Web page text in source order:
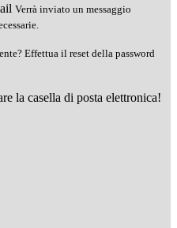
Verrà inviato un messaggio
Effettua il reset della password
la casella di posta elettronica!